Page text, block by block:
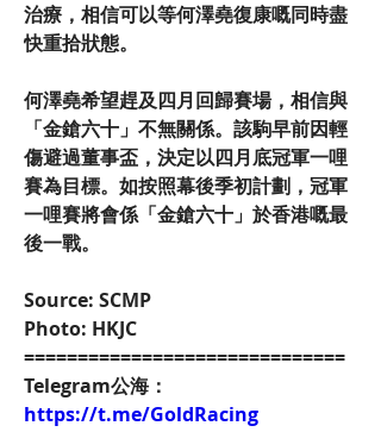
治療，相信可以等何澤堯復康嘅同時盡
快重拾狀態。
何澤堯希望趕及四月回歸賽場，相信與
「金鎗六十」不無關係。該駒早前因輕
傷避過董事盃，決定以四月底冠軍一哩
賽為目標。如按照幕後季初計劃，冠軍
一哩賽將會係「金鎗六十」於香港嘅最
後一戰。
Source: SCMP
Photo: HKJC
==============================
Telegram公海：
https://t.me/GoldRacing